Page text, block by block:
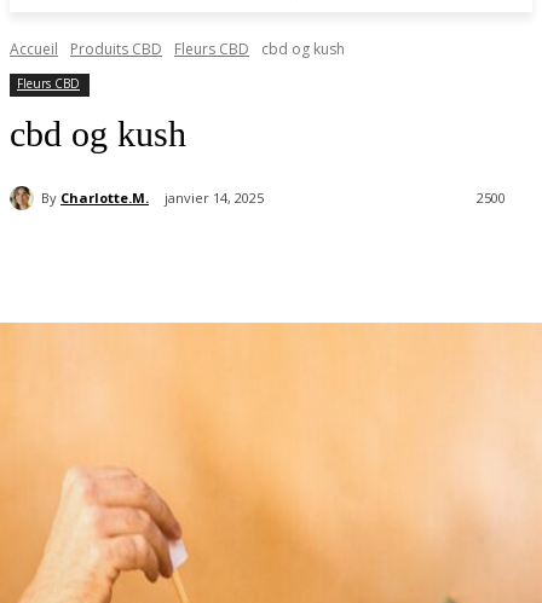
Accueil Produits CBD Fleurs CBD cbd og kush
Fleurs CBD
cbd og kush
By Charlotte.M. janvier 14, 2025 2500